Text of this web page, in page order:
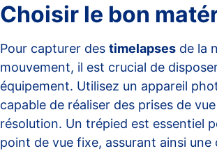
Choisir le bon
Pour capturer des timelapses de la
mouvement, il est crucial de
équipement. Utilisez un appareil
capable de réaliser des prises de
résolution. Un trépied est essentiel
point de vue fixe, assurant ainsi une